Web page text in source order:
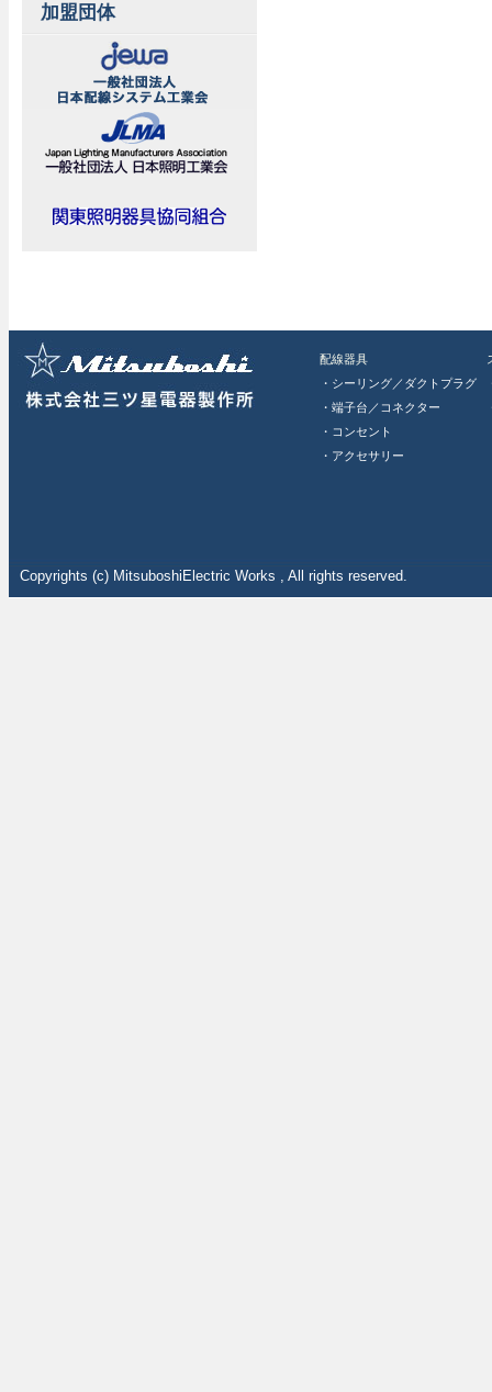
加盟団体
配線器具
・シーリング／ダクトプラグ
・端子台／コネクター
・コンセント
・アクセサリー
Copyrights (c) MitsuboshiElectric Works , All rights reserved.